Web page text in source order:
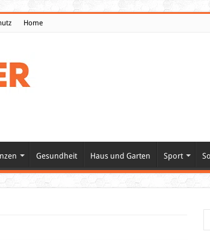
Home
Gesundheit Haus und Garten Sport